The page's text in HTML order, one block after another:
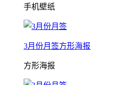
手机壁纸
3月份月签方形海报
方形海报